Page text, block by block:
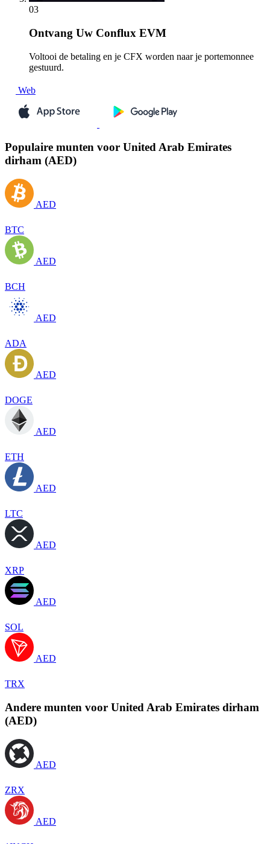
03
Ontvang Uw Conflux EVM
Voltooi de betaling en je CFX worden naar je portemonnee
gestuurd.
Web
Populaire munten voor United Arab Emirates
dirham (AED)
AED
BTC
AED
BCH
AED
ADA
AED
DOGE
AED
ETH
AED
LTC
AED
XRP
AED
SOL
AED
TRX
Andere munten voor United Arab Emirates dirham
(AED)
AED
ZRX
AED